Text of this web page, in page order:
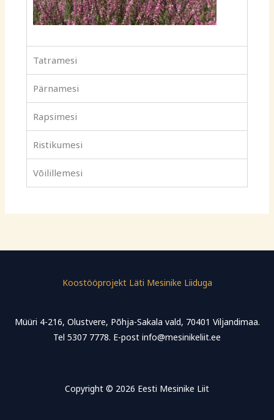
Tatramesi
Pärnamesi
Rapsimesi
Ristikumesi
Võilillemesi
Koostööprojekt Läti Mesinike Liiduga
Müüri 4-216, Olustvere, Põhja-Sakala vald, 70401 Viljandimaa.
Tel 5307 7778. E-post info@mesinikeliit.ee
Copyright © 2026 Eesti Mesinike Liit